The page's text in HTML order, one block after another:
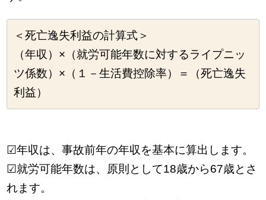
＜死亡逸失利益の計算式＞
（年収）×（就労可能年数に対するライプニッ
ツ係数）×（１－生活費控除率）＝（死亡逸失
利益）
☑年収は、事故前年の年収を基本に算出します。
☑就労可能年数は、原則として18歳から67歳とさ
れます。